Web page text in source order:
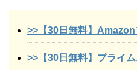
>>【30日無料】Amazon
>>【30日無料】プライ